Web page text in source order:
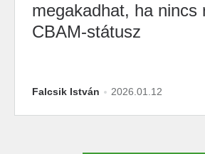
megakadhat, ha nincs
CBAM-státusz
Falcsik István 2026.01.12